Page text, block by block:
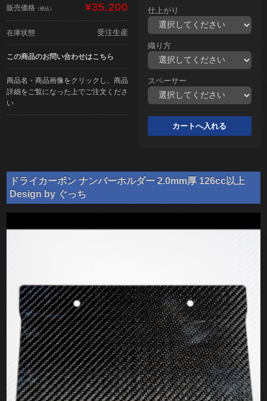
販売価格 （税込） ¥35,200
在庫状態 受注生産
この商品のお問い合わせはこちら
商品名・商品画像をクリックし、商品
詳細をご覧になった上でご注文くださ
い
仕上がり
織り方
スペーサー
ドライカーボン ナンバーホルダー 2.0mm厚 126cc以上
Design by ぐっち